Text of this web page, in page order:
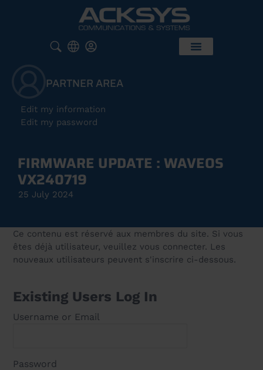
PARTNER AREA
Edit my information
Edit my password
FIRMWARE UPDATE : WAVEOS
VX240719
25 July 2024
Ce contenu est réservé aux membres du site. Si vous
êtes déjà utilisateur, veuillez vous connecter. Les
nouveaux utilisateurs peuvent s'inscrire ci-dessous.
Existing Users Log In
Username or Email
Password